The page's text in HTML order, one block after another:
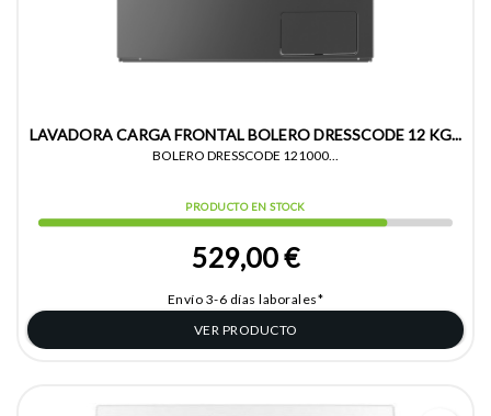
LAVADORA CARGA FRONTAL BOLERO DRESSCODE 12 KG...
BOLERO DRESSCODE 121000...
PRODUCTO EN STOCK
529,00 €
Envío 3-6 días laborales*
VER PRODUCTO